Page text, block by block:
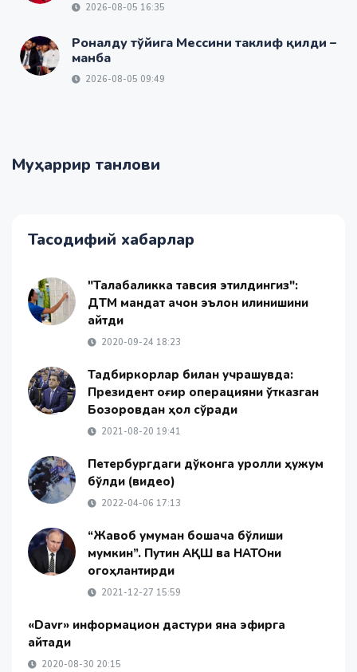
2026-08-05 16:35
Роналду тўйига Мессини таклиф қилди –
манба
2026-08-05 09:49
Муҳаррир танлови
Тасодифий хабарлар
"Талабаликка тавсия этилдингиз":
ДТМ мандат қачон эълон қилинишини
айтди
2020-09-24 18:23
Тадбиркорлар билан учрашувда:
Президент оғир операцияни ўтказган
Бозоровдан ҳол сўради
2021-08-20 19:41
Петербургдаги дўконга қуролли ҳужум
бўлди (видео)
2022-04-06 17:13
“Жавоб умуман бошқача бўлиши
мумкин”. Путин АҚШ ва НАТОни
огоҳлантирди
2021-12-27 15:59
«Davr» информацион дастури яна эфирга
қайтади
2020-08-30 20:15